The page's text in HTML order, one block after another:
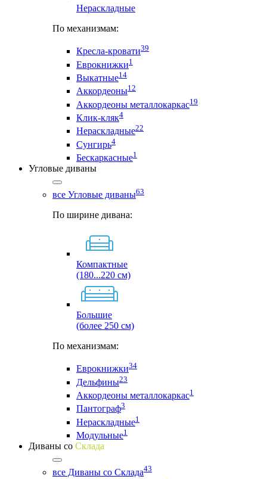
Нераскладные
По механизмам:
Кресла-кровати39
Еврокнижки1
Выкатные14
Аккордеоны12
Аккордеоны металлокаркас19
Клик-кляк4
Нераскладные22
Сунгирь4
Бескаркасные1
Угловые диваны
все Угловые диваны63
По ширине дивана:
Компактные
(180...220 см)
Большие
(более 250 см)
По механизмам:
Еврокнижки34
Дельфины23
Аккордеоны металлокаркас1
Пантограф3
Нераскладные1
Модульные1
Диваны со Склада
все Диваны со Склада43